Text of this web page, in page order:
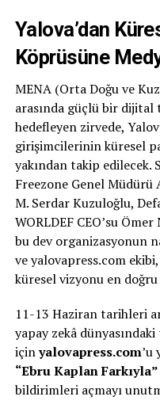
Yalova’dan
Köprüsüne
MENA (Orta Doğu ve
arasında güçlü bir
hedefleyen zirvede,
girişimcilerinin küresel
yakından takip
Freezone Genel Müdürü
M. Serdar Kuzuloğlu,
WORLDEF CEO’su
bu dev organizasyonun
ve yalovapress.com
küresel vizyonu en
11-13 Haziran tarihleri
yapay zekâ
içinyalovapress.com’u
“Ebru Kaplan Farkıyla”
bildirimleri açmayı